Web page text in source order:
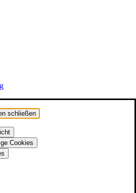
schließen
Cookies